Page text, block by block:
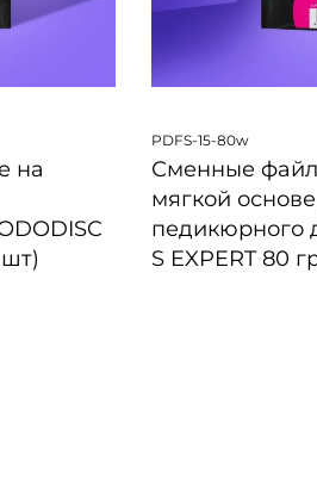
на
PDFS-15-80w
Сменные
мягкой
педикюрного
S EXPERT 80